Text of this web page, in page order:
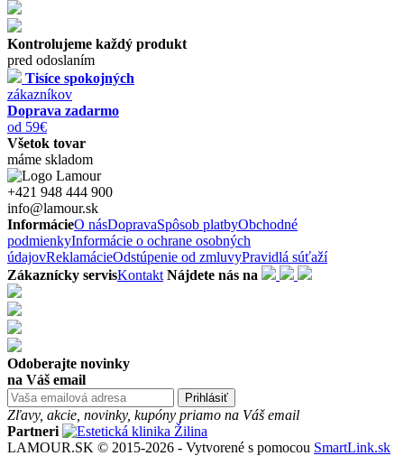
Kontrolujeme každý produkt
pred odoslaním
Tisíce spokojných
zákazníkov
Doprava zadarmo
od 59€
Všetok tovar
máme skladom
+421 948 444 900
info@lamour.sk
InformácieO násDopravaSpôsob platbyObchodné
podmienkyInformácie o ochrane osobných
údajovReklamácieOdstúpenie od zmluvyPravidlá súťaží
Zákaznícky servisKontakt Nájdete nás na
Odoberajte novinky
na Váš email
Prihlásiť
Zľavy, akcie, novinky, kupóny priamo na Váš email
Partneri
LAMOUR.SK © 2015-2026 - Vytvorené s pomocou SmartLink.sk